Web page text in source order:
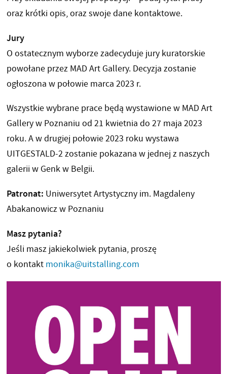
oraz krótki opis, oraz swoje dane kontaktowe.
Jury
O ostatecznym wyborze zadecyduje jury kuratorskie
powołane przez MAD Art Gallery. Decyzja zostanie
ogłoszona w połowie marca 2023 r.
Wszystkie wybrane prace będą wystawione w MAD Art
Gallery w Poznaniu od 21 kwietnia do 27 maja 2023
roku. A w drugiej połowie 2023 roku wystawa
UITGESTALD-2 zostanie pokazana w jednej z naszych
galerii w Genk w Belgii.
Patronat: Uniwersytet Artystyczny im. Magdaleny
Abakanowicz w Poznaniu
Masz pytania?
Jeśli masz jakiekolwiek pytania, proszę
o kontakt monika@uitstalling.com